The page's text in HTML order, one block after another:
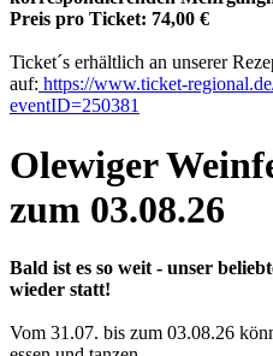
Preis pro Ticket: 74,00 €
Ticket´s erhältlich an unserer
auf: https://www.ticket-
eventID=250381
Olewiger
zum 03.08.26
Bald ist es so weit - unser
wieder statt!
Vom 31.07. bis zum 03.08.26